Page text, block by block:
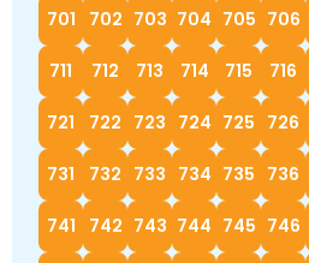
701 702 703 704 705 706
711 712 713 714 715 716
721 722 723 724 725 726
731 732 733 734 735 736
741 742 743 744 745 746